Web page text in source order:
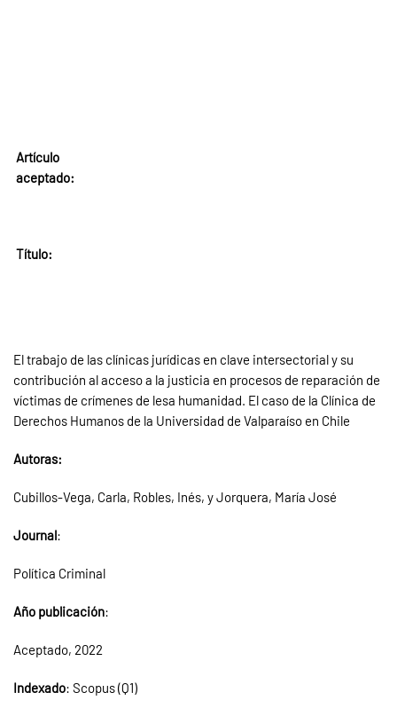
Artículo
aceptado:
Título:
El trabajo de las clínicas jurídicas en clave intersectorial y su
contribución al acceso a la justicia en procesos de reparación de
víctimas de crímenes de lesa humanidad. El caso de la Clínica de
Derechos Humanos de la Universidad de Valparaíso en Chile
Autoras:
Cubillos-Vega, Carla, Robles, Inés, y Jorquera, María José
Journal:
Política Criminal
Año publicación:
Aceptado, 2022
Indexado: Scopus (Q1)